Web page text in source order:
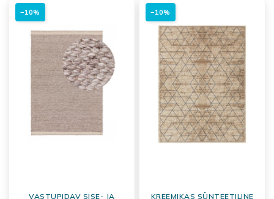
VASTUPIDAV SISE- JA
−10%
KREEMIKAS SÜNTEETILINE
−10%